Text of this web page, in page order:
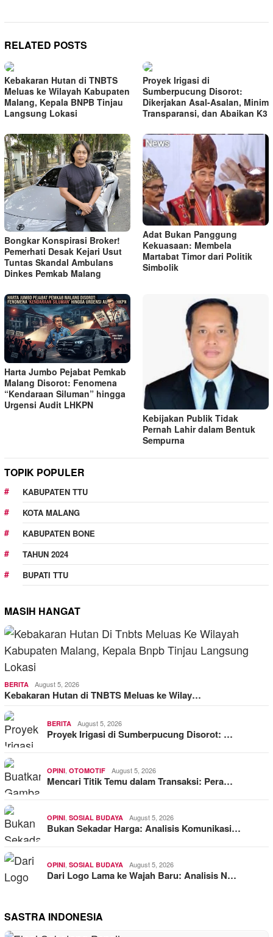
RELATED POSTS
Kebakaran Hutan di TNBTS
Meluas ke Wilayah Kabupaten
Malang, Kepala BNPB Tinjau
Langsung Lokasi
Proyek Irigasi di
Sumberpucung Disorot:
Dikerjakan Asal-Asalan, Minim
Transparansi, dan Abaikan K3
Bongkar Konspirasi Broker!
Pemerhati Desak Kejari Usut
Tuntas Skandal Ambulans
Dinkes Pemkab Malang
Adat Bukan Panggung
Kekuasaan: Membela
Martabat Timor dari Politik
Simbolik
Harta Jumbo Pejabat Pemkab
Malang Disorot: Fenomena
“Kendaraan Siluman” hingga
Urgensi Audit LHKPN
Kebijakan Publik Tidak
Pernah Lahir dalam Bentuk
Sempurna
TOPIK POPULER
KABUPATEN TTU
KOTA MALANG
KABUPATEN BONE
TAHUN 2024
BUPATI TTU
MASIH HANGAT
BERITA August 5, 2026
Kebakaran Hutan di TNBTS Meluas ke Wilay…
BERITA August 5, 2026
Proyek Irigasi di Sumberpucung Disorot: …
OPINI, OTOMOTIF August 5, 2026
Mencari Titik Temu dalam Transaksi: Pera…
OPINI, SOSIAL BUDAYA August 5, 2026
Bukan Sekadar Harga: Analisis Komunikasi…
OPINI, SOSIAL BUDAYA August 5, 2026
Dari Logo Lama ke Wajah Baru: Analisis N…
SASTRA INDONESIA